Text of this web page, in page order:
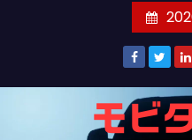
ン
モビ